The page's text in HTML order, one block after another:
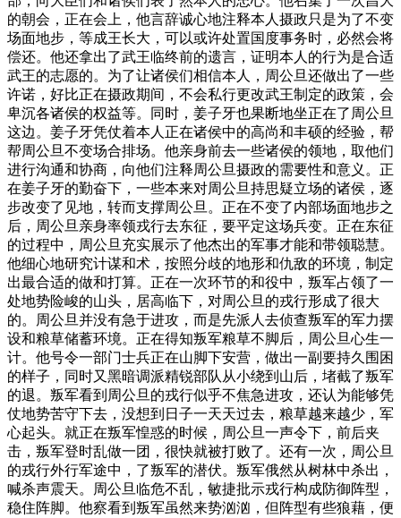
的朝会，正在会上，他言辞诚心地注释本人摄政只是为了不变
场面地步，等成王长大，可以或许处置国度事务时，必然会将
偿还。他还拿出了武王临终前的遗言，证明本人的行为是合适
武王的志愿的。为了让诸侯们相信本人，周公旦还做出了一些
许诺，好比正在摄政期间，不会私行更改武王制定的政策，会
卑沉各诸侯的权益等。同时，姜子牙也果断地坐正在了周公旦
这边。姜子牙凭仗着本人正在诸侯中的高尚和丰硕的经验，帮
帮周公旦不变场合排场。他亲身前去一些诸侯的领地，取他们
进行沟通和协商，向他们注释周公旦摄政的需要性和意义。正
在姜子牙的勤奋下，一些本来对周公旦持思疑立场的诸侯，逐
步改变了见地，转而支撑周公旦。正在不变了内部场面地步之
后，周公旦亲身率领戎行去东征，要平定这场兵变。正在东征
的过程中，周公旦充实展示了他杰出的军事才能和带领聪慧。
他细心地研究计谋和术，按照分歧的地形和仇敌的环境，制定
出最合适的做和打算。正在一次环节的和役中，叛军占领了一
处地势险峻的山头，居高临下，对周公旦的戎行形成了很大
的。周公旦并没有急于进攻，而是先派人去侦查叛军的军力摆
设和粮草储蓄环境。正在得知叛军粮草不脚后，周公旦心生一
计。他号令一部门士兵正在山脚下安营，做出一副要持久围困
的样子，同时又黑暗调派精锐部队从小绕到山后，堵截了叛军
的退。叛军看到周公旦的戎行似乎不焦急进攻，还认为能够凭
仗地势苦守下去，没想到日子一天天过去，粮草越来越少，军
心起头。就正在叛军惶惑的时候，周公旦一声令下，前后夹
击，叛军登时乱做一团，很快就被打败了。还有一次，周公旦
的戎行外行军途中，了叛军的潜伏。叛军俄然从树林中杀出，
喊杀声震天。周公旦临危不乱，敏捷批示戎行构成防御阵型，
稳住阵脚。他察看到叛军虽然来势汹汹，但阵型有些狼藉，便